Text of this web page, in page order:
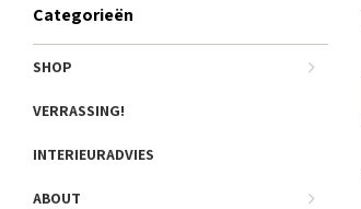
Categorieën
SHOP
VERRASSING!
INTERIEURADVIES
ABOUT